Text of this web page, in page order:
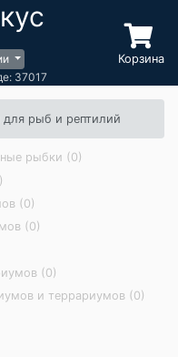
37017
Корзина
для рыб и рептилий
рыбки (0)
(0)
(0)
(0)
и террариумов (0)